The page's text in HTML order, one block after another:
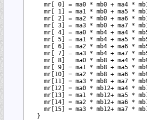
mr[ 0] = ma0 * mb0 + ma4 *
mr[ 1] = ma1 * mb0 + ma5 *
mr[ 2] = ma2 * mb0 + ma6 *
mr[ 3] = ma3 * mb0 + ma7 *
mr[ 4] = ma0 * mb4 + ma4 *
mr[ 5] = ma1 * mb4 + ma5 *
mr[ 6] = ma2 * mb4 + ma6 *
mr[ 7] = ma3 * mb4 + ma7 *
mr[ 8] = ma0 * mb8 + ma4 *
mr[ 9] = ma1 * mb8 + ma5 *
mr[10] = ma2 * mb8 + ma6 *
mr[11] = ma3 * mb8 + ma7 *
mr[12] = ma0 * mb12+ ma4 *
mr[13] = ma1 * mb12+ ma5 *
mr[14] = ma2 * mb12+ ma6 *
mr[15] = ma3 * mb12+ ma7 *
  }